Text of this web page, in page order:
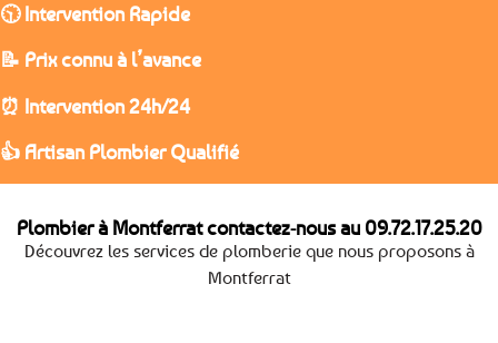
🕥 Intervention Rapide
📝 Prix connu à l’avance
⏰ Intervention 24h/24
👍 Artisan Plombier Qualifié
Plombier à Montferrat contactez-nous au 09.72.17.25.20
Découvrez les services de plomberie que nous proposons à
Montferrat